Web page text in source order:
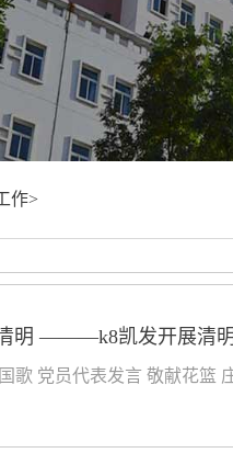
作>
明 ———k8凯发开展清
歌 党员代表发言 敬献花篮